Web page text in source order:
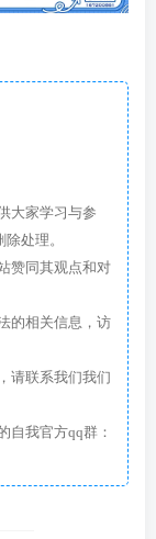
大家学习与参
处理。
赞同其观点和对
的相关信息，访
请联系我们我们
自我官方qq群：